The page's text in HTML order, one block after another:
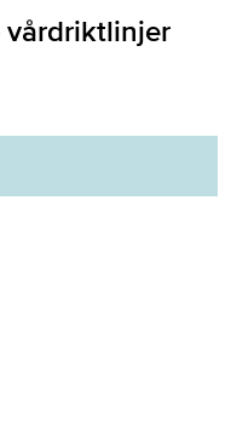
vårdriktlinjer